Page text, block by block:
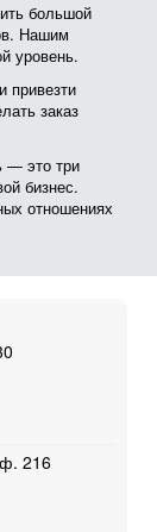
большой
Нашим
уровень.
привезти
заказ
— это три
бизнес.
отношениях
216